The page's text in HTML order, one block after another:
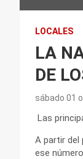
LOCALES
LA
DE
sábado 01
Las
A partir del
ese